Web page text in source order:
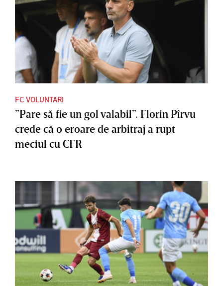
FC VOLUNTARI
”Pare să fie un gol valabil”. Florin Pîrvu
crede că o eroare de arbitraj a rupt
meciul cu CFR